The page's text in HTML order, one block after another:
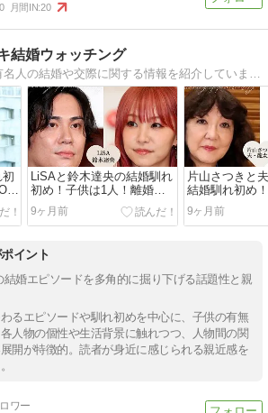
月間IN:20
結婚ウォッチング
LiSAと鈴木達央の結婚馴れ
初め！子供は1人！離婚や
不倫など噂話は？
9ヶ月前
片山さつきと
結婚馴れ初め
い！舛添要一
は？
9ヶ月前
イント
結婚エピソードを多角的に掘り下げる話題性と親
るエピソードや馴れ初めを中心に、子供の有無
人物の個性や生活背景に触れつつ、人物間の関
開が特徴的。読者が身近に感じられる親近感を